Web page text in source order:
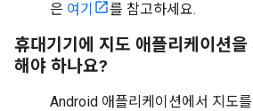
은 여기 를 참고하세요.
휴대기기에 지도 애플리케이션을
해야 하나요?
Android 애플리케이션에서 지도